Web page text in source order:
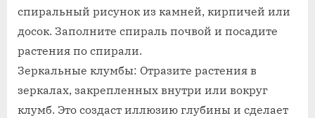
спиральный рисунок из камней, кирпичей или
досок. Заполните спираль почвой и посадите
растения по спирали.
Зеркальные клумбы: Отразите растения в
зеркалах, закрепленных внутри или вокруг
клумб. Это создаст иллюзию глубины и сделает